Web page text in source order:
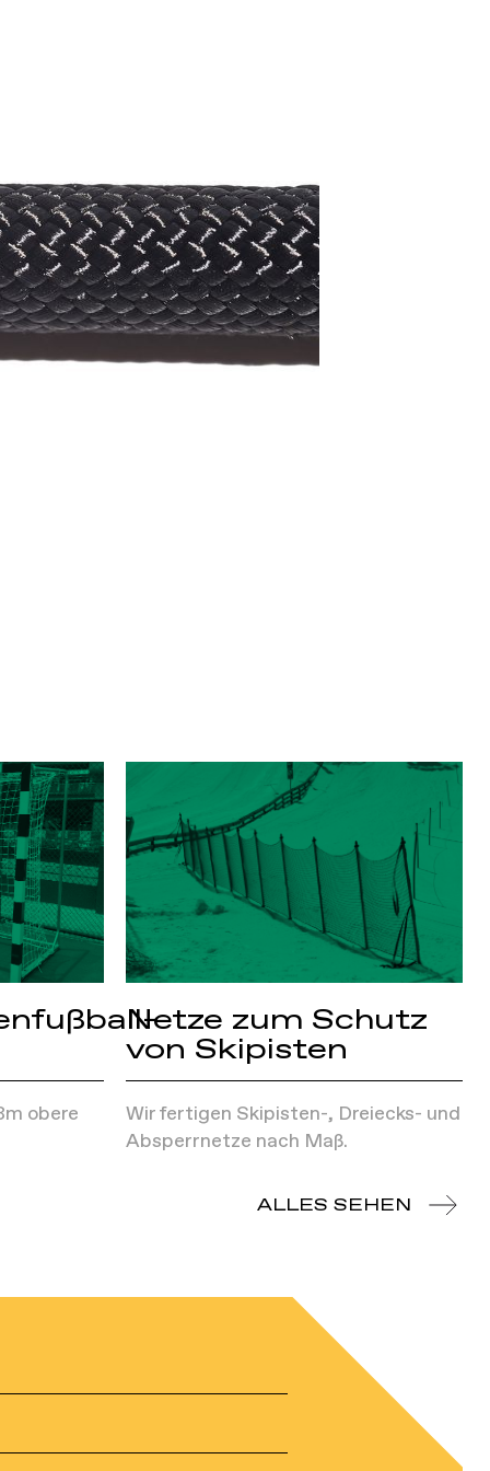
obere
Netze zum Schutz
von Skipisten
Wir fertigen Skipisten-, Dreiecks- und
Absperrnetze nach Maß.
ALLES SEHEN